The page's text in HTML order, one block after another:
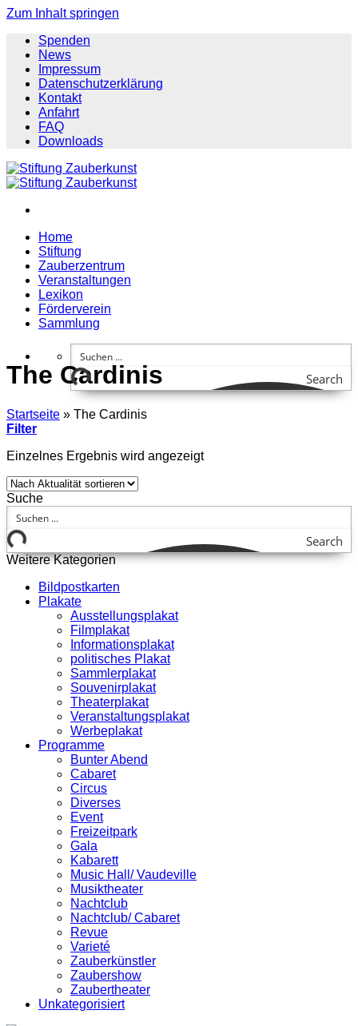
Zum Inhalt springen
Spenden
News
Impressum
Datenschutzerklärung
Kontakt
Anfahrt
FAQ
Downloads
Home
Stiftung
Zauberzentrum
Veranstaltungen
Lexikon
Förderverein
Sammlung
Search
The Cardinis
Startseite » The Cardinis
Filter
Einzelnes Ergebnis wird angezeigt
Suche
Search
Weitere Kategorien
Bildpostkarten
Plakate
Ausstellungsplakat
Filmplakat
Informationsplakat
politisches Plakat
Sammlerplakat
Souvenirplakat
Theaterplakat
Veranstaltungsplakat
Werbeplakat
Programme
Bunter Abend
Cabaret
Circus
Diverses
Event
Freizeitpark
Gala
Kabarett
Music Hall/ Vaudeville
Musiktheater
Nachtclub
Nachtclub/ Cabaret
Revue
Varieté
Zauberkünstler
Zaubershow
Zaubertheater
Unkategorisiert